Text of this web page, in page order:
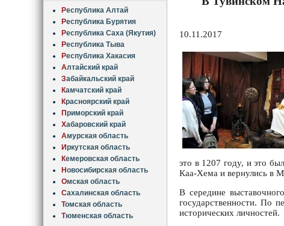
Республика Алтай
Республика Бурятия
Республика Саха (Якутия)
Республика Тыва
Республика Хакасия
Алтайский край
Забайкальский край
Камчатский край
Красноярский край
Приморский край
Хабаровский край
Амурская область
Иркутская область
Кемеровская область
Новосибирская область
Омская область
Сахалинская область
Томская область
Тюменская область
10.11.2017
это в 1207 году, и это
Каа-Хема и вернулись в
В середине
государственности. По
исторических личностей.